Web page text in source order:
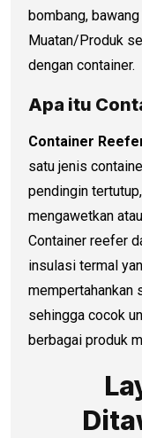
bombang,
Muatan/Produk
dengan container.
Apa itu
Container
satu jenis
pendingin
mengawetkan
Container reefer
insulasi termal
mempertahankan
sehingga cocok
berbagai produk